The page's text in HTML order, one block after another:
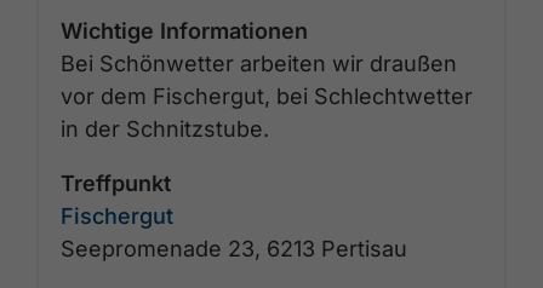
Wichtige Informationen
Bei Schönwetter arbeiten wir draußen
vor dem Fischergut, bei Schlechtwetter
in der Schnitzstube.
Treffpunkt
Fischergut
Seepromenade 23, 6213 Pertisau